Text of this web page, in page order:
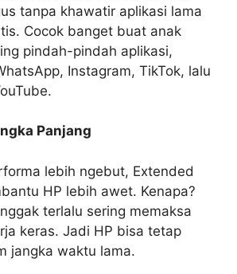
tanpa khawatir aplikasi lama
Cocok banget buat anak
pindah-pindah aplikasi,
Instagram, TikTok, lalu
Panjang
lebih ngebut, Extended
HP lebih awet. Kenapa?
terlalu sering memaksa
keras. Jadi HP bisa tetap
jangka waktu lama.